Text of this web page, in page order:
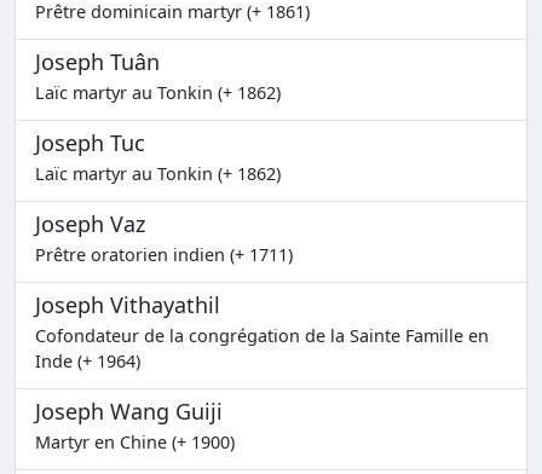
Prêtre dominicain martyr (+ 1861)
Joseph Tuân
Laïc martyr au Tonkin (+ 1862)
Joseph Tuc
Laïc martyr au Tonkin (+ 1862)
Joseph Vaz
Prêtre oratorien indien (+ 1711)
Joseph Vithayathil
Cofondateur de la congrégation de la Sainte Famille en
Inde (+ 1964)
Joseph Wang Guiji
Martyr en Chine (+ 1900)